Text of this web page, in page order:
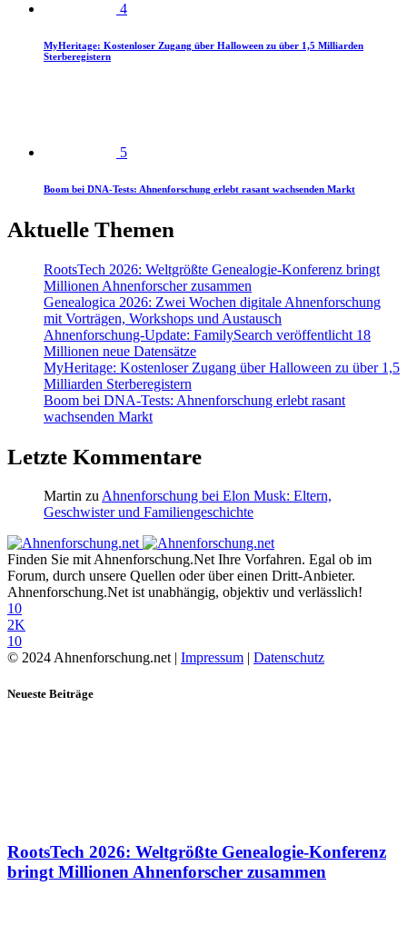
4
MyHeritage: Kostenloser Zugang über Halloween zu über 1,5 Milliarden
Sterberegistern
5
Boom bei DNA-Tests: Ahnenforschung erlebt rasant wachsenden Markt
Aktuelle Themen
RootsTech 2026: Weltgrößte Genealogie-Konferenz bringt
Millionen Ahnenforscher zusammen
Genealogica 2026: Zwei Wochen digitale Ahnenforschung
mit Vorträgen, Workshops und Austausch
Ahnenforschung-Update: FamilySearch veröffentlicht 18
Millionen neue Datensätze
MyHeritage: Kostenloser Zugang über Halloween zu über 1,5
Milliarden Sterberegistern
Boom bei DNA-Tests: Ahnenforschung erlebt rasant
wachsenden Markt
Letzte Kommentare
Martin zuAhnenforschung bei Elon Musk: Eltern,
Geschwister und Familiengeschichte
Finden Sie mit Ahnenforschung.Net Ihre Vorfahren. Egal ob im
Forum, durch unsere Quellen oder über einen Dritt-Anbieter.
Ahnenforschung.Net ist unabhängig, objektiv und verlässlich!
10
2K
10
© 2024 Ahnenforschung.net | Impressum Datenschutz
Neueste Beiträge
RootsTech 2026: Weltgrößte Genealogie-Konferenz
bringt Millionen Ahnenforscher zusammen